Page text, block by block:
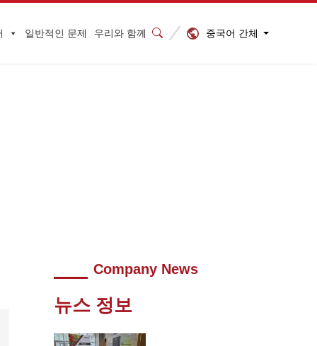
일반적인 문제 우리와 함께 중국어 간체
Company News
뉴스 정보